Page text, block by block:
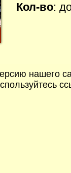
Кол-во:
нашего